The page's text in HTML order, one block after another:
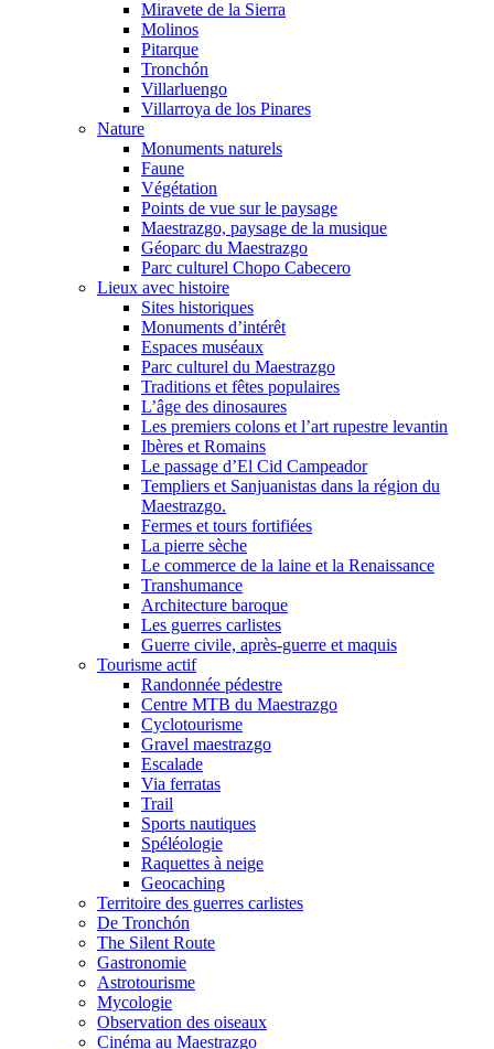
Miravete de la Sierra
Molinos
Pitarque
Tronchón
Villarluengo
Villarroya de los Pinares
Nature
Monuments naturels
Faune
Végétation
Points de vue sur le paysage
Maestrazgo, paysage de la musique
Géoparc du Maestrazgo
Parc culturel Chopo Cabecero
Lieux avec histoire
Sites historiques
Monuments d’intérêt
Espaces muséaux
Parc culturel du Maestrazgo
Traditions et fêtes populaires
L’âge des dinosaures
Les premiers colons et l’art rupestre levantin
Ibères et Romains
Le passage d’El Cid Campeador
Templiers et Sanjuanistas dans la région du
Maestrazgo.
Fermes et tours fortifiées
La pierre sèche
Le commerce de la laine et la Renaissance
Transhumance
Architecture baroque
Les guerres carlistes
Guerre civile, après-guerre et maquis
Tourisme actif
Randonnée pédestre
Centre MTB du Maestrazgo
Cyclotourisme
Gravel maestrazgo
Escalade
Via ferratas
Trail
Sports nautiques
Spéléologie
Raquettes à neige
Geocaching
Territoire des guerres carlistes
De Tronchón
The Silent Route
Gastronomie
Astrotourisme
Mycologie
Observation des oiseaux
Cinéma au Maestrazgo